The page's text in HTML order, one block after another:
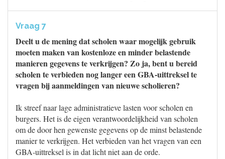
Vraag 7
Deelt u de mening dat scholen waar mogelijk gebruik
moeten maken van kostenloze en minder belastende
manieren gegevens te verkrijgen? Zo ja, bent u bereid
scholen te verbieden nog langer een GBA-uittreksel te
vragen bij aanmeldingen van nieuwe scholieren?
Ik streef naar lage administratieve lasten voor scholen en
burgers. Het is de eigen verantwoordelijkheid van scholen
om de door hen gewenste gegevens op de minst belastende
manier te verkrijgen. Het verbieden van het vragen van een
GBA-uittreksel is in dat licht niet aan de orde.